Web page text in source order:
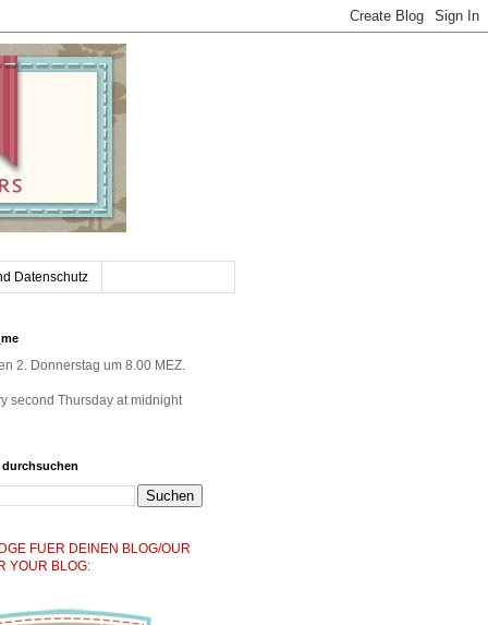
Datenschutz
2. Donnerstag um 8.00 MEZ.
second Thursday at midnight
FUER DEINEN BLOG/OUR
YOUR BLOG: